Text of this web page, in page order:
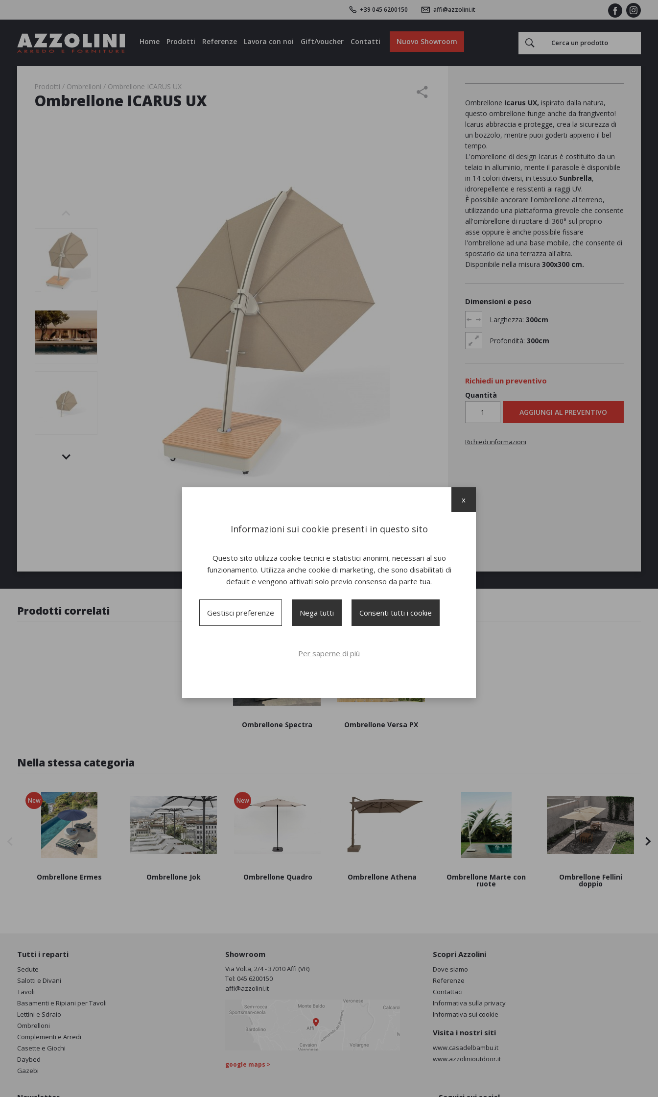
+39 045 6200150 affi@azzolini.it
Home Prodotti Referenze Lavora con noi Gift/voucher Contatti Nuovo Showroom
Prodotti Ombrelloni Ombrellone ICARUS UX
Ombrellone ICARUS UX Ombrellone Icarus UX, ispirato dalla natura,
questo ombrellone funge anche da frangivento!
lcarus abbraccia e protegge, crea la sicurezza di
un bozzolo, mentre puoi goderti appieno il bel
tempo.
L'ombrellone di design Icarus è costituito da un
telaio in alluminio, mente il parasole è disponibile
in 14 colori diversi, in tessuto Sunbrella,
idrorepellente e resistenti ai raggi UV.
È possibile ancorare l'ombrellone al terreno,
utilizzando una piattaforma girevole che consente
all'ombrellone di ruotare di 360° sul proprio
asse oppure è anche possibile fissare
l'ombrellone ad una base mobile, che consente di
spostarlo da una terrazza all'altra.
Disponibile nella misura 300x300 cm.
Dimensioni e peso
Larghezza: 300cm
Profondità: 300cm
Richiedi un preventivo
Quantità
AGGIUNGI AL PREVENTIVO
Richiedi informazioni
Prodotti correlati
Ombrellone Spectra Ombrellone Versa PX
Nella stessa categoria
New
Ombrellone Ermes Ombrellone Jok
New
Ombrellone Quadro Ombrellone Athena Ombrellone Marte con
ruote
Ombrellone Fellini
doppio
Tutti i reparti
Sedute
Salotti e Divani
Tavoli
Basamenti e Ripiani per Tavoli
Lettini e Sdraio
Ombrelloni
Complementi e Arredi
Casette e Giochi
Daybed
Gazebi
Showroom
Via Volta, 2/4 - 37010 Affi (VR)
Tel: 045 6200150
affi@azzolini.it
google maps >
Scopri Azzolini
Dove siamo
Referenze
Contattaci
Informativa sulla privacy
Informativa sui cookie
Visita i nostri siti
www.casadelbambu.it
www.azzolinioutdoor.it
Informazioni sui cookie presenti in questo sito
Questo sito utilizza cookie tecnici e statistici anonimi, necessari al suo
funzionamento. Utilizza anche cookie di marketing, che sono disabilitati di
default e vengono attivati solo previo consenso da parte tua.
Gestisci preferenze Nega tutti Consenti tutti i cookie
Per saperne di più
x